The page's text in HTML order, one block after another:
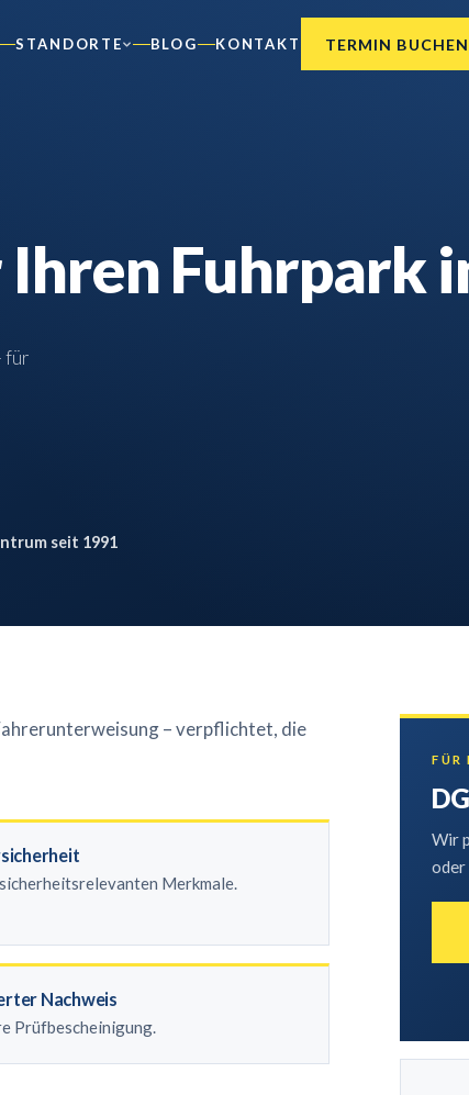
STANDORTE BLOG KONTAKT TERMIN BUCHEN
Fuhrpark
für
seit 1991
– verpflichtet, die
Merkmale.
Nachweis
Prüfbescheinigung.
FÜR
Wir